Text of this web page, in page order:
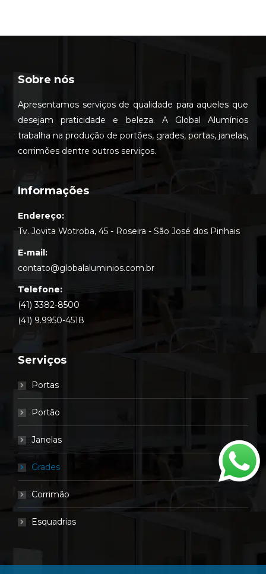
Sobre nós
Apresentamos serviços de qualidade para aqueles que
desejam praticidade e beleza. A Global Alumínios
trabalha na produção de portões, grades, portas, janelas,
corrimões dentre outros serviços.
Informações
Endereço:
Tv. Jovita Wotroba, 45 - Roseira - São José dos Pinhais
E-mail:
contato@globalaluminios.com.br
Telefone:
(41) 3382-8500
(41) 9.9950-4518
Serviços
Portas
Portão
Janelas
Grades
Corrimão
Esquadrias